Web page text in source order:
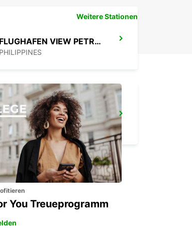
DAVAO FLUGHAFEN VIEW PETRON STATION
Weitere Stationen
You Treueprogramm